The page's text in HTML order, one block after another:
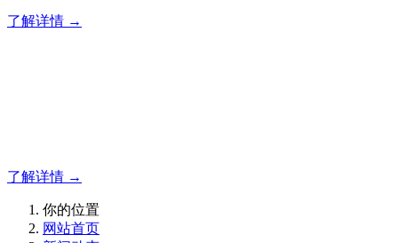
了解详情 →
了解详情 →
你的位置
网站首页